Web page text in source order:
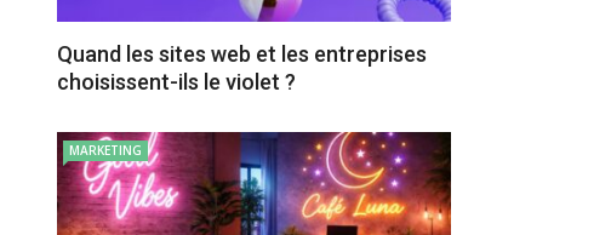
Quand les sites web et les entreprises
choisissent-ils le violet ?
MARKETING